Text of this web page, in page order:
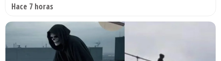
Hace 7 horas